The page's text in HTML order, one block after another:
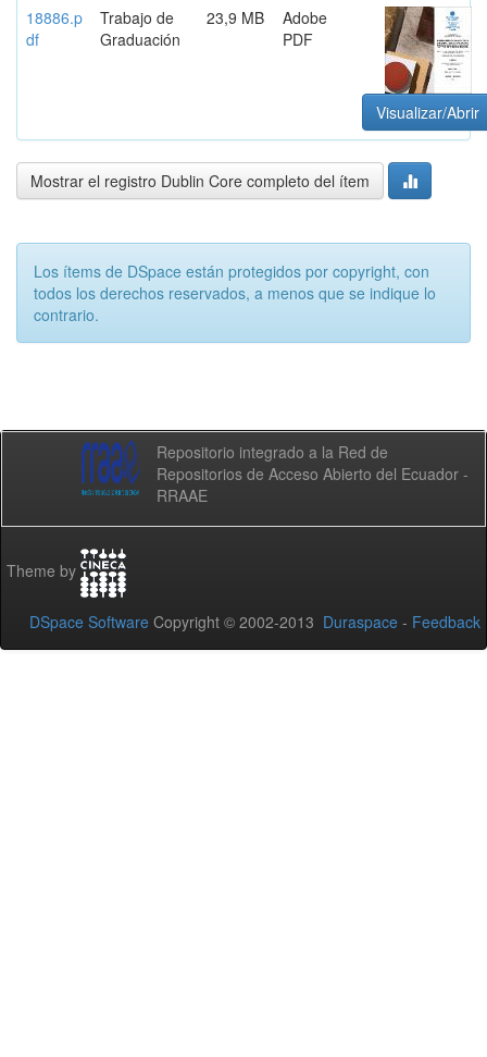
18886.p
df
Trabajo de
Graduación
23,9 MB
Adobe
PDF
Visualizar/Abrir
Mostrar el registro Dublin Core completo del ítem
Los ítems de DSpace están protegidos por copyright, con
todos los derechos reservados, a menos que se indique lo
contrario.
Repositorio integrado a la Red de
Repositorios de Acceso Abierto del Ecuador -
RRAAE
Theme by
DSpace Software Copyright © 2002-2013 Duraspace - Feedback